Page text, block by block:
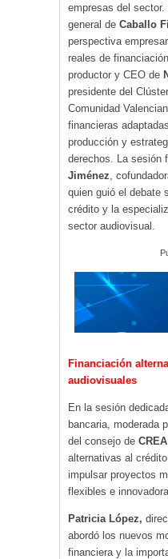
empresas del sector.
general de Caballo
perspectiva
reales de
productor y CEO de
presidente del
Comunidad
financieras
producción y
derechos. La sesión
Jiménez ,
quien guió el debate
crédito y la
sector audiovisual.
Financiación
audiovisuales
En la sesión
bancaria, moderada
del consejo de
alternativas al
impulsar proyectos
flexibles e
Patricia López,
abordó los nuevos
financiera y la